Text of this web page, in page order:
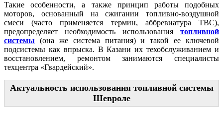
Такие особенности, а также принцип работы подобных
моторов, основанный на сжигании топливно-воздушной
смеси (часто применяется термин, аббревиатура ТВС),
предопределяет необходимость использования топливной
системы (она же система питания) и такой ее ключевой
подсистемы как впрыска. В Казани их техобслуживанием и
восстановлением, ремонтом занимаются специалисты
техцентра «Гвардейский».
Актуальность использования топливной системы
Шевроле